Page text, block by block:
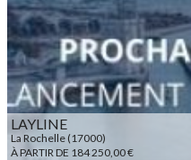
À PARTIR DE 144 833,00
LAYLINE
La Rochelle (17000)
À PARTIR DE 184 250,00 €